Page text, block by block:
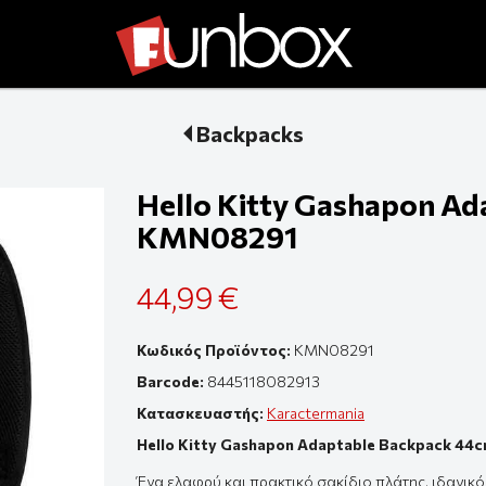
Backpacks
Hello Kitty Gashapon
KMN08291
44,99 €
Κωδικός Προϊόντος: KMN08291
Barcode: 8445118082913
Κατασκευαστής: Karactermania
Hello Kitty Gashapon Adaptable Backpack
Ένα ελαφρύ και πρακτικό σακίδιο πλάτης,